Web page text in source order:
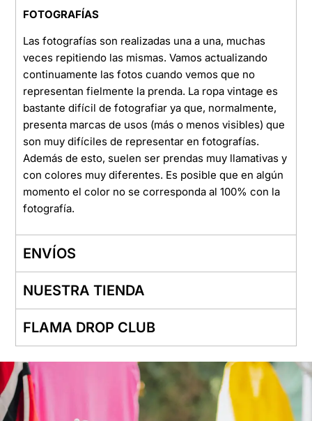
FOTOGRAFÍAS
Las fotografías son realizadas una a una, muchas
veces repitiendo las mismas. Vamos actualizando
continuamente las fotos cuando vemos que no
representan fielmente la prenda. La ropa vintage es
bastante difícil de fotografiar ya que, normalmente,
presenta marcas de usos (más o menos visibles) que
son muy difíciles de representar en fotografías.
Además de esto, suelen ser prendas muy llamativas y
con colores muy diferentes. Es posible que en algún
momento el color no se corresponda al 100% con la
fotografía.
ENVÍOS
NUESTRA TIENDA
FLAMA DROP CLUB